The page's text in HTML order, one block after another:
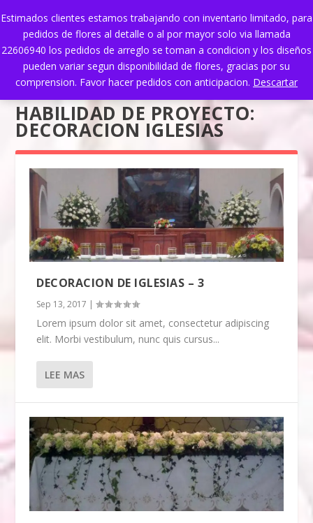
Estimados clientes estamos trabajando con inventario limitado, para
pedidos de flores al detalle o al por mayor solo via llamada
22606940 los pedidos de arreglo se toman a condicion y los diseños
pueden variar segun disponibilidad de flores, gracias por su
comprension. Favor hacer pedidos con anticipacion. Descartar
HABILIDAD DE PROYECTO:
DECORACION IGLESIAS
DECORACION DE IGLESIAS – 3
Sep 13, 2017 |
Lorem ipsum dolor sit amet, consectetur adipiscing
elit. Morbi vestibulum, nunc quis cursus...
LEE MAS